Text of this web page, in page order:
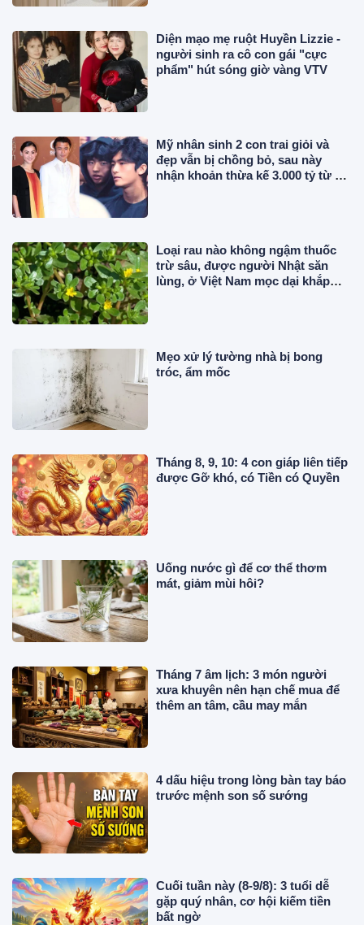
Diện mạo mẹ ruột Huyền Lizzie -
người sinh ra cô con gái "cực
phẩm" hút sóng giờ vàng VTV
Mỹ nhân sinh 2 con trai giỏi và
đẹp vẫn bị chồng bỏ, sau này
nhận khoản thừa kế 3.000 tỷ từ bố
Loại rau nào không ngậm thuốc
trừ sâu, được người Nhật săn
lùng, ở Việt Nam mọc dại khắp
Mẹo xử lý tường nhà bị bong
tróc, ẩm mốc
Tháng 8, 9, 10: 4 con giáp liên tiếp
được Gỡ khó, có Tiền có Quyền
Uống nước gì để cơ thể thơm
mát, giảm mùi hôi?
Tháng 7 âm lịch: 3 món người
xưa khuyên nên hạn chế mua để
thêm an tâm, cầu may mắn
4 dấu hiệu trong lòng bàn tay báo
trước mệnh son số sướng
Cuối tuần này (8-9/8): 3 tuổi dễ
gặp quý nhân, cơ hội kiếm tiền
bất ngờ